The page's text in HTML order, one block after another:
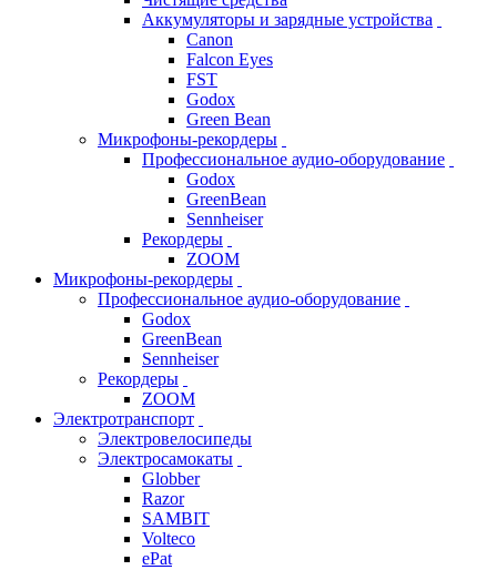
Аккумуляторы и зарядные устройства
Canon
Falcon Eyes
FST
Godox
Green Bean
Микрофоны-рекордеры
Профессиональное аудио-оборудование
Godox
GreenBean
Sennheiser
Рекордеры
ZOOM
Микрофоны-рекордеры
Профессиональное аудио-оборудование
Godox
GreenBean
Sennheiser
Рекордеры
ZOOM
Электротранспорт
Электровелосипеды
Электросамокаты
Globber
Razor
SAMBIT
Volteco
ePat